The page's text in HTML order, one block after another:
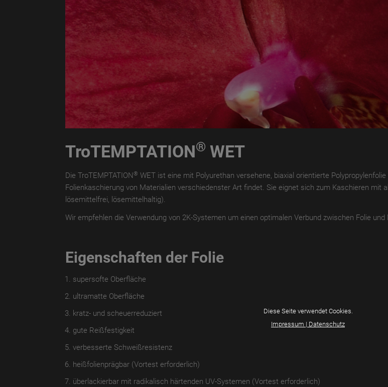
TroTEMPTATION® WET
Die TroTEMPTATION® WET ist eine mit Polyurethan versehene, biaxial orientierte
Folienkaschierung von Materialien verschiedenster Art findet. Sie eignet sich zum Kaschieren mit
lösemittelfrei, lösemittelhaltig).
Wir empfehlen die Verwendung von 2K-Systemen um einen optimalen Verbund zwischen Folie
Eigenschaften der Folie
supersofte Oberfläche
ultramatte Oberfläche
kratz- und scheuerreduziert
gute Reißfestigkeit
verbesserte Schweißresistenz
heißfolienprägbar (Vortest erforderlich)
überlackierbar mit radikalisch härtenden UV-Systemen (Vortest erforderlich)
Diese Seite verwendet Cookies.
Impressum | Datenschutz